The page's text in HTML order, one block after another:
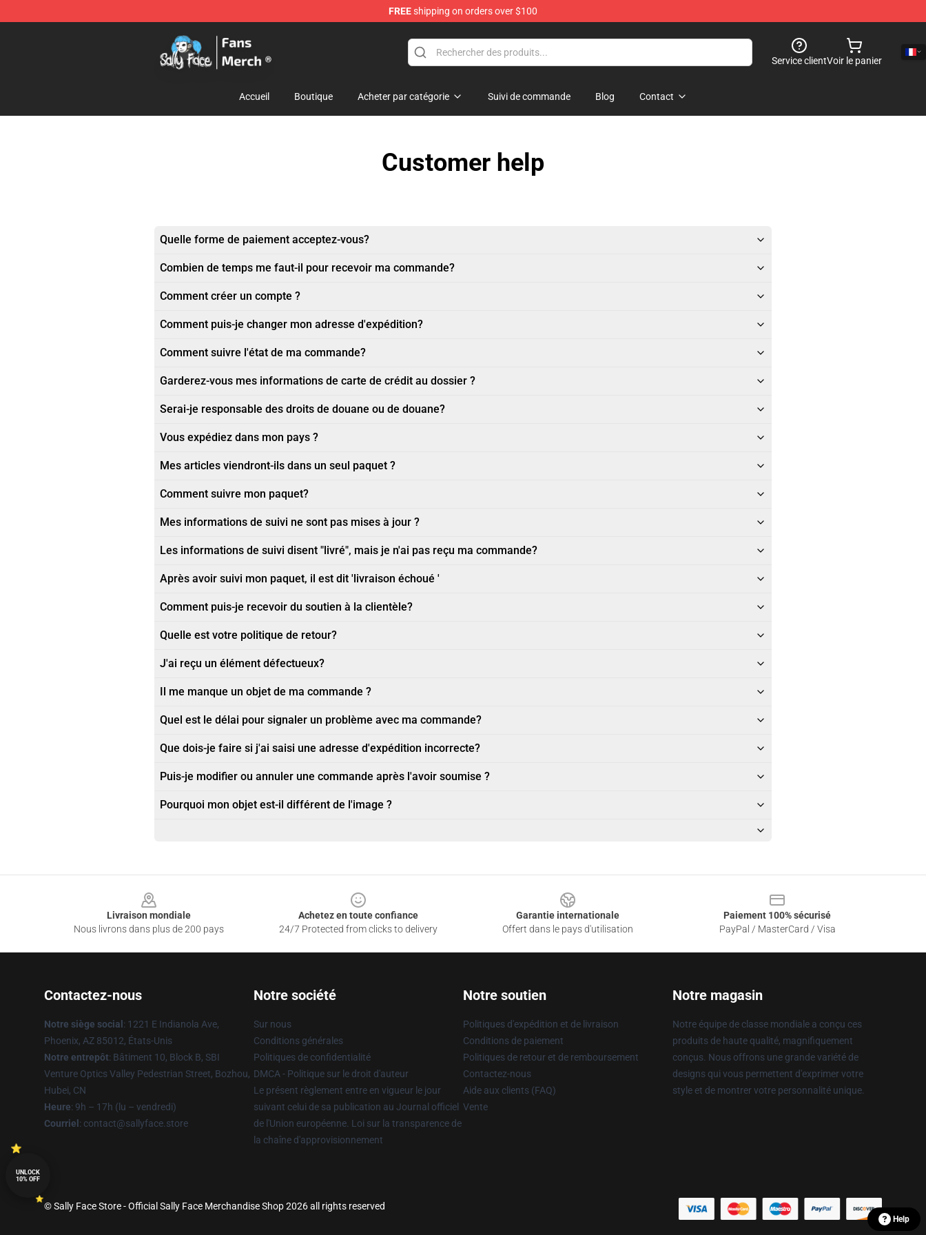
FREEshipping on orders over $100
Sally Face Store - Official Sally Face Merchandise Shop
Service clientVoir le panier
Accueil Boutique Acheter par catégorie Suivi de commande Blog Contact
Customer help
Quelle forme de paiement acceptez-vous?
Combien de temps me faut-il pour recevoir ma commande?
Comment créer un compte ?
Comment puis-je changer mon adresse d'expédition?
Comment suivre l'état de ma commande?
Garderez-vous mes informations de carte de crédit au dossier ?
Serai-je responsable des droits de douane ou de douane?
Vous expédiez dans mon pays ?
Mes articles viendront-ils dans un seul paquet ?
Comment suivre mon paquet?
Mes informations de suivi ne sont pas mises à jour ?
Les informations de suivi disent "livré", mais je n'ai pas reçu ma commande?
Après avoir suivi mon paquet, il est dit 'livraison échoué '
Comment puis-je recevoir du soutien à la clientèle?
Quelle est votre politique de retour?
J'ai reçu un élément défectueux?
Il me manque un objet de ma commande ?
Quel est le délai pour signaler un problème avec ma commande?
Que dois-je faire si j'ai saisi une adresse d'expédition incorrecte?
Puis-je modifier ou annuler une commande après l'avoir soumise ?
Pourquoi mon objet est-il différent de l'image ?
Livraison mondiale
Nous livrons dans plus de 200 pays
Achetez en toute confiance
24/7 Protected from clicks to delivery
Garantie internationale
Offert dans le pays d'utilisation
Paiement 100% sécurisé
PayPal / MasterCard / Visa
Contactez-nous
Notre siège social : 1221 E Indianola Ave,
Phoenix, AZ 85012, États-Unis
Notre entrepôt: Bâtiment 10, Block B, SBI
Venture Optics Valley Pedestrian Street, Bozhou,
Hubei, CN
Heure: 9h – 17h (lu – vendredi)
Courriel : contact@sallyface.store
Notre société
Sur nous
Conditions générales
Politiques de confidentialité
DMCA - Politique sur le droit d'auteur
Le présent règlement entre en vigueur le jour
suivant celui de sa publication au Journal officiel
de l'Union européenne. Loi sur la transparence de
la chaîne d'approvisionnement
Notre soutien
Politiques d'expédition et de livraison
Conditions de paiement
Politiques de retour et de remboursement
Contactez-nous
Aide aux clients (FAQ)
Vente
Notre magasin
Notre équipe de classe mondiale a conçu ces
produits de haute qualité, magnifiquement
conçus. Nous offrons une grande variété de
designs qui vous permettent d'exprimer votre
style et de montrer votre personnalité unique.
© Sally Face Store - Official Sally Face Merchandise Shop 2026 all rights reserved
Help
UNLOCK
10% OFF